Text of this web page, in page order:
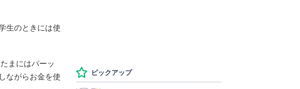
生のときには使
まにはパーッ
ながらお金を使
ピックアップ